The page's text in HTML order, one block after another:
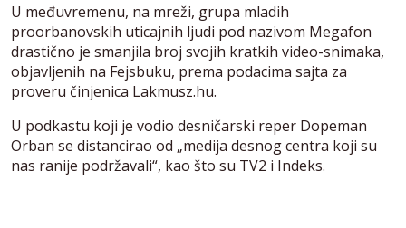
U međuvremenu, na mreži, grupa mladih
proorbanovskih uticajnih ljudi pod nazivom Megafon
drastično je smanjila broj svojih kratkih video-snimaka,
objavljenih na Fejsbuku, prema podacima sajta za
proveru činjenica Lakmusz.hu.
U podkastu koji je vodio desničarski reper Dopeman
Orban se distancirao od „medija desnog centra koji su
nas ranije podržavali“, kao što su TV2 i Indeks.